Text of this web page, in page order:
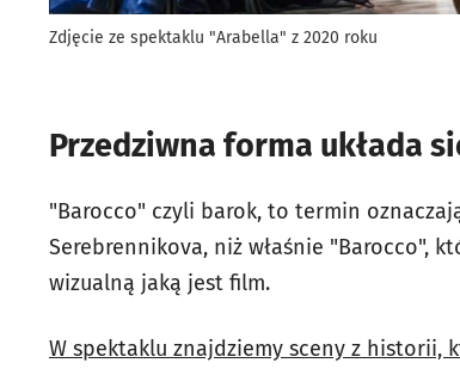
Zdjęcie ze spektaklu "Arabella" z 2020 roku
Przedziwna forma układa
"Barocco" czyli barok, to termin
Serebrennikova, niż właśnie "Barocco",
wizualną jaką jest film.
W spektaklu znajdziemy sceny z historii,